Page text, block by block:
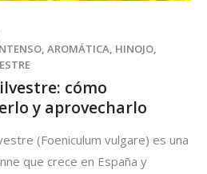
, AROMÁTICA, HINOJO,
cómo
y aprovecharlo
(Foeniculum vulgare) es una
que crece en España y